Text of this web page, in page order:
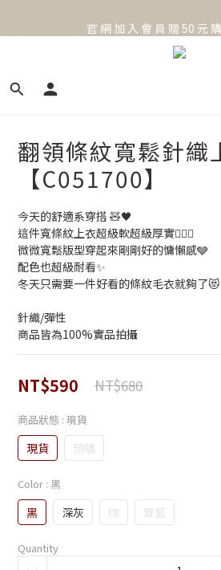
⟡.·*. 滿 NT.1000 免
翻領條紋寬鬆針織
【C051700】
今天的舒適系穿搭 🧸🖤
這件寬條紋上衣超級軟超級厚實🙆🏻‍♀️
微微寬鬆版型穿起來剛剛好的慵懶感🩶
配色也超級耐看✨
冬天只需要一件好看的條紋毛衣就夠了
針織/彈性
商品皆為100%實品拍攝
NT$590 NT$680
商品狀態 : 現貨
現貨 預購
Color : 黑
黑 深灰 咖 寶藍
Quantity